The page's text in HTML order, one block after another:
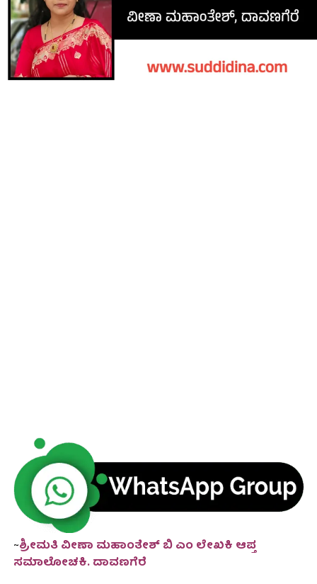
~ಶ್ರೀಮತಿ ವೀಣಾ ಮಹಾಂತೇಶ್ ಬಿ ಎಂ ಲೇಖಕಿ ಆಪ್ತ
ಸಮಾಲೋಚಕಿ. ದಾವಣಗೆರೆ